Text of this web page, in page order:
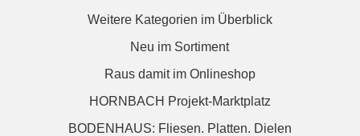
Weitere Kategorien im Überblick
Neu im Sortiment
Raus damit im Onlineshop
HORNBACH Projekt-Marktplatz
BODENHAUS: Fliesen. Platten. Dielen